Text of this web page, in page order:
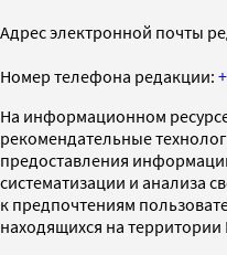
Адрес электронной почты
Номер телефона редакции:
На информационном
рекомендательные
предоставления
систематизации и анализа
к предпочтениям
находящихся на